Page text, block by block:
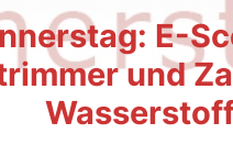
E-
und